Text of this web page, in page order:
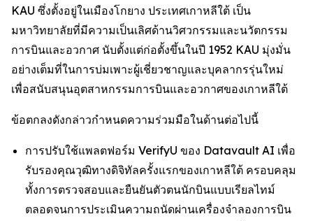
KAU ซึ่งตั้งอยู่ในเมืองโกยาง ประเทศเกาหลีใต้ เป็น
มหาวิทยาลัยที่มีความเป็นเลิศด้านวิศวกรรมและนวัตกรรม
การบินและอวกาศ นับตั้งแต่ก่อตั้งขึ้นในปี 1952 KAU มุ่งมั่น
อย่างเต็มที่ในการบ่มเพาะผู้เชี่ยวชาญและบุคลากรรุ่นใหม่
เพื่อสนับสนุนอุตสาหกรรมการบินและอวกาศของเกาหลีใต้
ข้อตกลงดังกล่าวกำหนดความร่วมมือในด้านต่อไปนี้
การปรับใช้แพลตฟอร์ม VerifyU ของ Datavault AI เพื่อ
รับรองคุณวุฒิทางดิจิทัลครั้งแรกของเกาหลีใต้ ครอบคลุม
ทั้งการตรวจสอบและยืนยันตัวตนนักบินแบบเรียลไทม์
ตลอดจนการประเมินความถนัดผ่านเครื่องจำลองการบิน